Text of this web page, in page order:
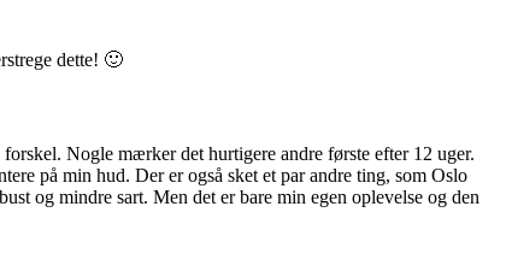
dette! 🙂
Nogle mærker det hurtigere andre første efter 12 uger.
på min hud. Der er også sket et par andre ting, som Oslo
og mindre sart. Men det er bare min egen oplevelse og den